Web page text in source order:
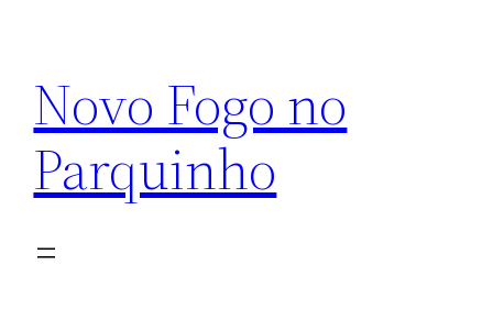
conteúdo
Novo Fogo no
Parquinho